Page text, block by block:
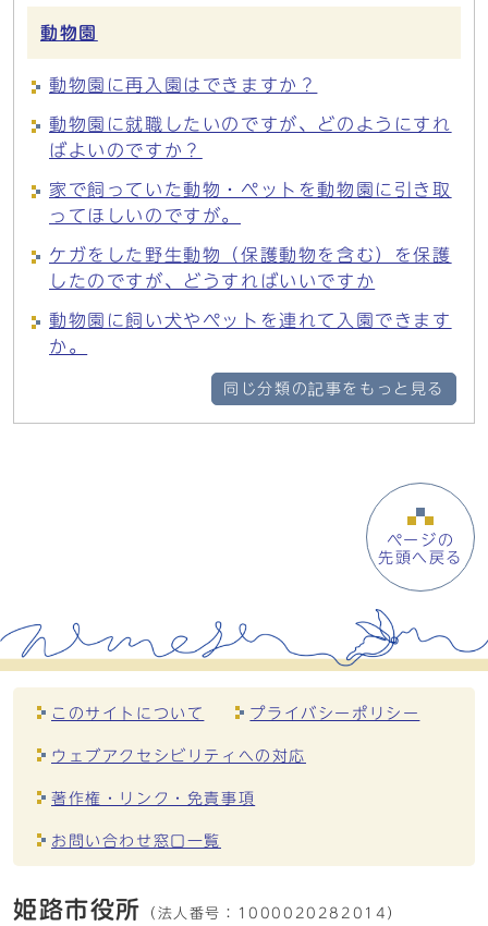
動物園
動物園に再入園はできますか？
動物園に就職したいのですが、どのようにすれ
ばよいのですか？
家で飼っていた動物・ペットを動物園に引き取
ってほしいのですが。
ケガをした野生動物（保護動物を含む）を保護
したのですが、どうすればいいですか
動物園に飼い犬やペットを連れて入園できます
か。
同じ分類の記事をもっと見る
ページの
先頭へ戻る
このサイトについて プライバシーポリシー
ウェブアクセシビリティへの対応
著作権・リンク・免責事項
お問い合わせ窓口一覧
姫路市役所 （法人番号： 1000020282014）